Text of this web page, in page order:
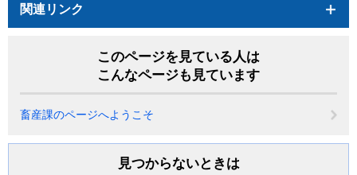
関連リンク
このページを見ている人は
こんなページも見ています
畜産課のページへようこそ
見つからないときは